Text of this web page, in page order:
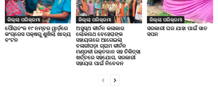
ଜିଲ୍ଲା ପରିକ୍ରମା
ପୌରାଚଂଳ ୧୯ ନମ୍ବର ୱାର୍ଡ଼ରେ
କଂଗ୍ରେସ ପକ୍ଷରୁ ଶୁଖିଲା ଖାଦ୍ୟ
ବଂଟନ
ଜିଲ୍ଲା ପରିକ୍ରମା
ଅସୁସ୍ଥ କୀର୍ତନ କଳାକାର
ଲୋକନାଥ ବେହେରାଙ୍କ
ସହାୟତାରେ ଆଗେଇଲା
ବଳାଜୀପଡ଼ା ଗ୍ରାମ କୀର୍ତନ
ମଣ୍ଡଳୀ ରକ୍ତଦାନ ସହ ଚିକିତ୍ସା
ଖର୍ଚ୍ଚରେ ସହଯୋଗ, ସରକାରୀ
ସହାୟତା ପାଇଁ ନିବେଦନ
ଜିଲ୍ଲା ପରିକ୍ରମା
ସରକାରୀ ଘର ଯାହା ପାଇଁ ସାତ
ସପନ